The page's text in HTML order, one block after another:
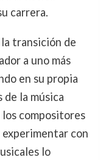
carrera.
transición de
a uno más
en su propia
la música
los compositores
experimentar con
lo